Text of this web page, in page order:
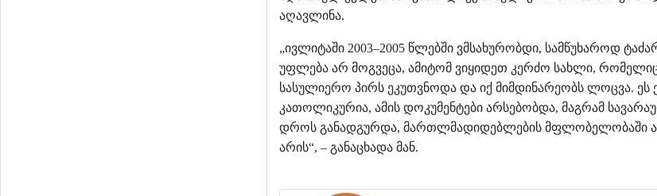
აღავლინა.
„ივლიტაში 2003–2005 წლებში ვმსახურობდი, სამწუხაროდ
უფლებაარ მოგვეცა, ამიტომ ვიყიდეთ კერძო სახლი,
სასულიერო პირს ეკუთვნოდადაიქმიმდინარეობსლოცვა. ეს
კათოლიკურია, ამისდოკუმენტებიარსებობდა, მაგრამ
დროსგანადგურდა, მართლმადიდებლებისმფლობელობაში
არის“, – განაცხადამან.